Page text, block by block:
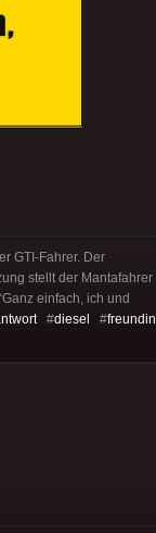
GTI-Fahrer. Der
stellt der Mantafahrer
einfach, ich und
#diesel #freundin